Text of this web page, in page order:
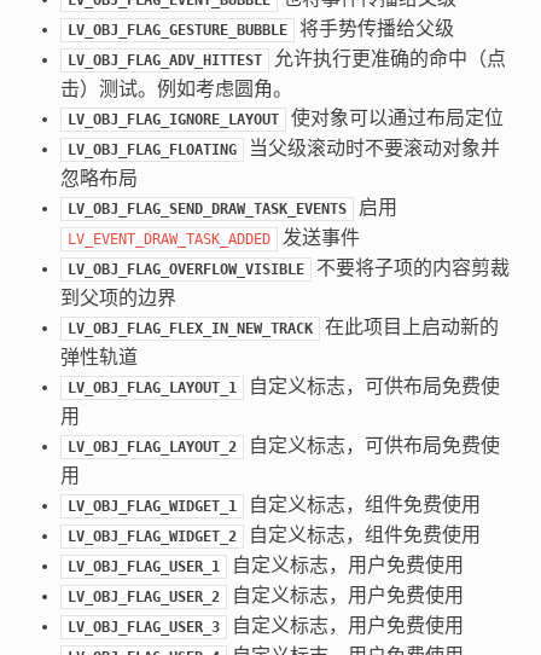
LV_OBJ_FLAG_GESTURE_BUBBLE 将手势传播给父级
LV_OBJ_FLAG_ADV_HITTEST
允许执行更准确的命中（点
击）测试。例如考虑圆角。
LV_OBJ_FLAG_IGNORE_LAYOUT 使对象可以通过布局定位
LV_OBJ_FLAG_FLOATING
当父级滚动时不要滚动对象并
忽略布局
LV_OBJ_FLAG_SEND_DRAW_TASK_EVENTS 启用
LV_EVENT_DRAW_TASK_ADDED 发送事件
LV_OBJ_FLAG_OVERFLOW_VISIBLE
不要将子项的内容剪裁
到父项的边界
LV_OBJ_FLAG_FLEX_IN_NEW_TRACK
在此项目上启动新的
弹性轨道
LV_OBJ_FLAG_LAYOUT_1
自定义标志，可供布局免费使
用
LV_OBJ_FLAG_LAYOUT_2
自定义标志，可供布局免费使
用
LV_OBJ_FLAG_WIDGET_1 自定义标志，组件免费使用
LV_OBJ_FLAG_WIDGET_2 自定义标志，组件免费使用
LV_OBJ_FLAG_USER_1 自定义标志，用户免费使用
LV_OBJ_FLAG_USER_2 自定义标志，用户免费使用
LV_OBJ_FLAG_USER_3 自定义标志，用户免费使用